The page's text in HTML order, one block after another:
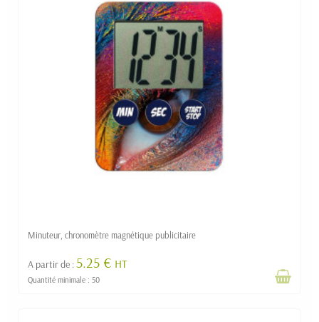
Minuteur, chronomètre magnétique publicitaire
A partir de :5.25 € HT
Quantité minimale : 50